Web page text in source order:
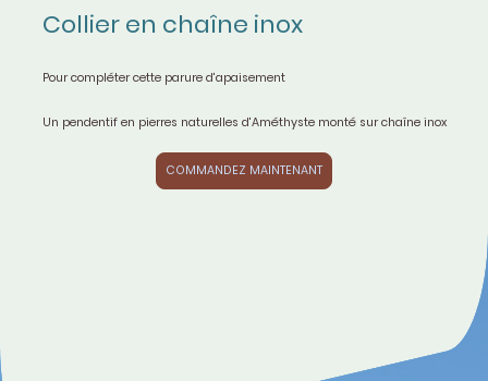
Collier en chaîne inox
Pour compléter cette parure d'apaisement
Un pendentif en pierres naturelles d'Améthyste monté sur chaîne inox
COMMANDEZ MAINTENANT